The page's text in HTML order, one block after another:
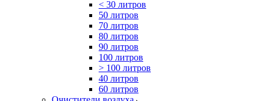
< 30 литров
50 литров
70 литров
80 литров
90 литров
100 литров
> 100 литров
40 литров
60 литров